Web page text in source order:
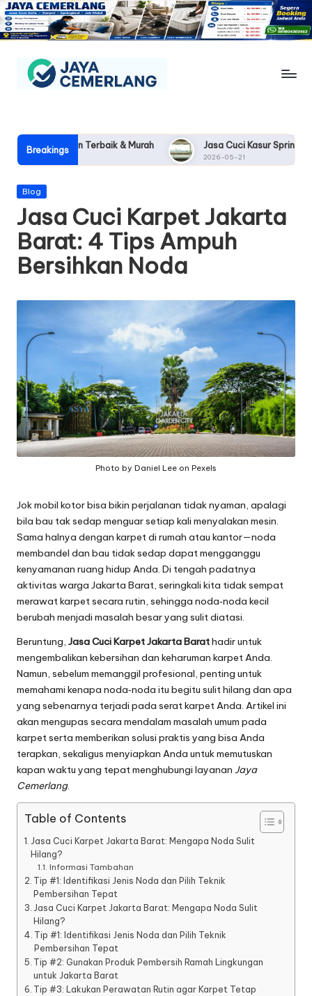
Skip
content
y
a
C
e
m
e
rl
a
n
g
Sofa,
Karpet,
Springbed
Jok
Mobil
Jogja
Breakings
Terbaik & Murah Jasa Cuci Kasur Springbed Jakarta: 5
2026-05-21
Posted
Blog
Jasa Cuci Karpet Jakarta
Barat: 4 Tips Ampuh
Bersihkan Noda
Photo by Daniel Lee on Pexels
Jok mobil kotor bisa bikin perjalanan tidak nyaman, apalagi
bila bau tak sedap menguar setiap kali menyalakan mesin.
Sama halnya dengan karpet di rumah atau kantor—noda
membandel dan bau tidak sedap dapat mengganggu
kenyamanan ruang hidup Anda. Di tengah padatnya
aktivitas warga Jakarta Barat, seringkali kita tidak sempat
merawat karpet secara rutin, sehingga noda‑noda kecil
berubah menjadi masalah besar yang sulit diatasi.
Beruntung, Jasa Cuci Karpet Jakarta Barathadir untuk
mengembalikan kebersihan dan keharuman karpet Anda.
Namun, sebelum memanggil profesional, penting untuk
memahami kenapa noda‑noda itu begitu sulit hilang dan apa
yang sebenarnya terjadi pada serat karpet Anda. Artikel ini
akan mengupas secara mendalam masalah umum pada
karpet serta memberikan solusi praktis yang bisa Anda
terapkan, sekaligus menyiapkan Anda untuk memutuskan
kapan waktu yang tepat menghubungi layanan Jaya
Cemerlang.
Table of Contents
Jasa Cuci Karpet Jakarta Barat: Mengapa Noda Sulit
Hilang?
Informasi Tambahan
Tip #1: Identifikasi Jenis Noda dan Pilih Teknik
Pembersihan Tepat
Jasa Cuci Karpet Jakarta Barat: Mengapa Noda Sulit
Hilang?
Tip #1: Identifikasi Jenis Noda dan Pilih Teknik
Pembersihan Tepat
Tip #2: Gunakan Produk Pembersih Ramah Lingkungan
untuk Jakarta Barat
Tip #3: Lakukan Perawatan Rutin agar Karpet Tetap